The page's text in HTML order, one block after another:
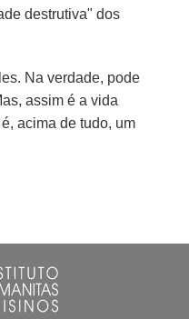
destrutiva" dos
Na verdade, pode
assim é a vida
é, acima de tudo, um